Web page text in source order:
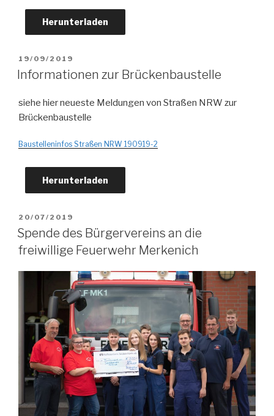
Herunterladen
VERÖFFENTLICHT
AM
19/09/2019
Informationen zur Brückenbaustelle
siehe hier neueste Meldungen von Straßen NRW zur
Brückenbaustelle
Baustelleninfos Straßen NRW 190919-2
Herunterladen
VERÖFFENTLICHT
AM
20/07/2019
Spende des Bürgervereins an die
freiwillige Feuerwehr Merkenich